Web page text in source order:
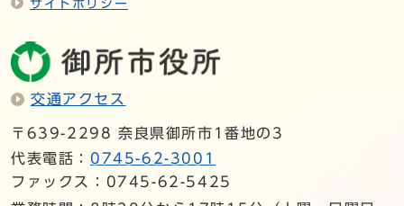
サイトポリシー
交通アクセス
〒639-2298 奈良県御所市1番地の3
代表電話： 0745-62-3001
ファックス：0745-62-5425